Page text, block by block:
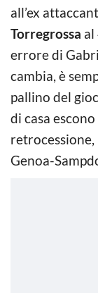
all’ex
Torregrossa al
errore di
cambia, è
pallino del
di casa
Genoa-